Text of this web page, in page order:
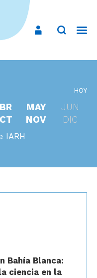
HOY
MAY
JUN
NOV DIC
IARH
Bahía Blanca:
ciencia en la